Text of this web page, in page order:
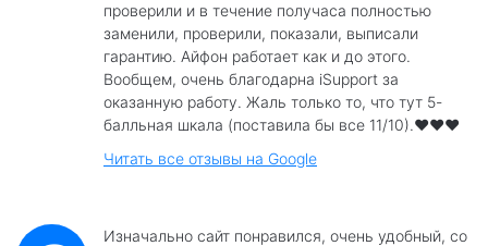
проверили и в течение получаса полностью
заменили, проверили, показали, выписали
гарантию. Айфон работает как и до этого.
Вообщем, очень благодарна iSupport за
оказанную работу. Жаль только то, что тут 5-
балльная шкала (поставила бы все 11/10).❤️❤️❤️
Читать все отзывы на Google
Изначально сайт понравился, очень удобный, со